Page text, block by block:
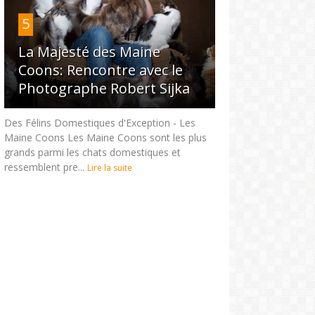
5
La Majesté des Maine
Coons: Rencontre avec le
Photographe Robert Sijka
Des Félins Domestiques d'Exception - Les
Maine Coons Les Maine Coons sont les plus
grands parmi les chats domestiques et
ressemblent pre... Lire la suite